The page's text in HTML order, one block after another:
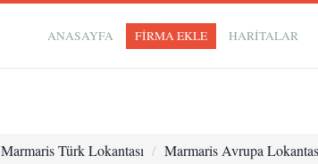
ANASAYFA FİRMA EKLE HARİTALAR
Marmaris Türk Lokantası Marmaris Avrupa